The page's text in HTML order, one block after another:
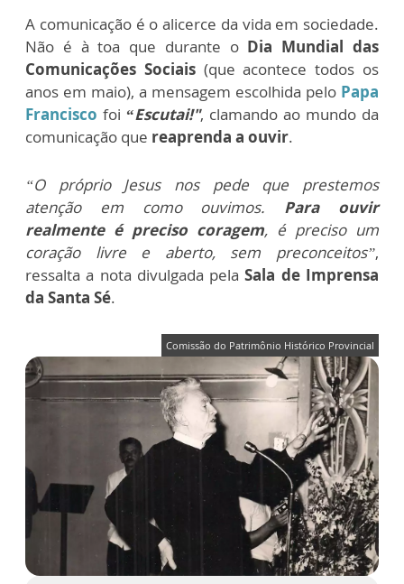
A comunicação é o alicerce da vida em sociedade.
Não é à toa que durante o Dia Mundial das
Comunicações Sociais (que acontece todos os
anos em maio), a mensagem escolhida pelo Papa
Francisco foi “Escutai!", clamando ao mundo da
comunicação que reaprenda a ouvir.
“O próprio Jesus nos pede que prestemos
atenção em como ouvimos. Para ouvir
realmente é preciso coragem, é preciso um
coração livre e aberto, sem preconceitos”,
ressalta a nota divulgada pela Sala de Imprensa
da Santa Sé.
Comissão do Patrimônio Histórico Provincial